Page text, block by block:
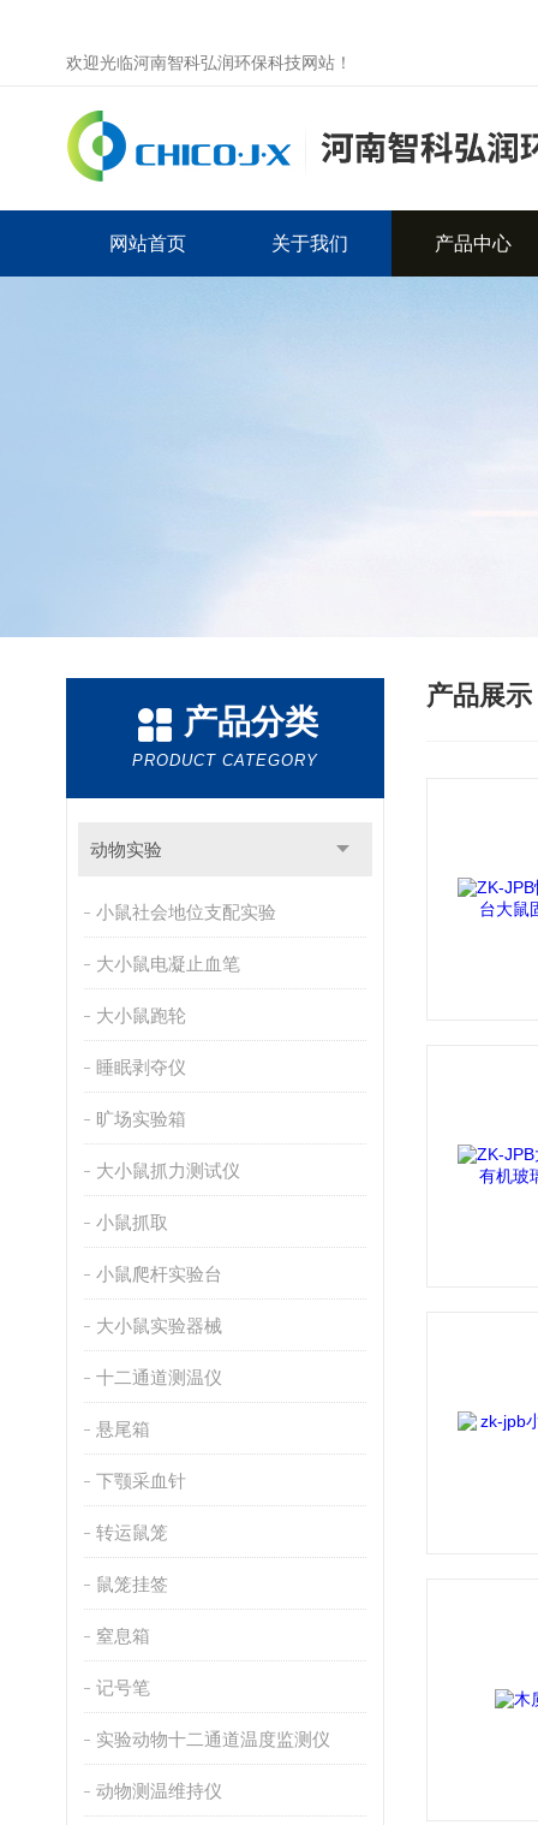
欢迎光临河南智科弘润环保科技网站！
网站首页 关于我们 产品中心
产品分类
PRODUCT CATEGORY
动物实验
小鼠社会地位支配实验
大小鼠电凝止血笔
大小鼠跑轮
睡眠剥夺仪
旷场实验箱
大小鼠抓力测试仪
小鼠抓取
小鼠爬杆实验台
大小鼠实验器械
十二通道测温仪
悬尾箱
下颚采血针
转运鼠笼
鼠笼挂签
窒息箱
记号笔
实验动物十二通道温度监测仪
动物测温维持仪
产品展示